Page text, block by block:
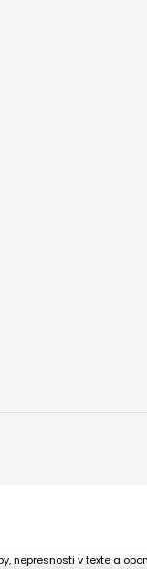
nepresnosti v texte a